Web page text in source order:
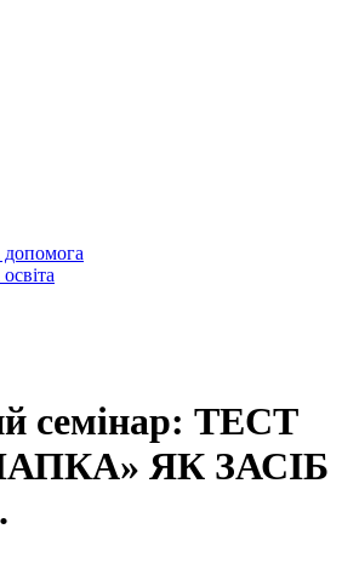
допомога
семінар: ТЕСТ
ЯК ЗАСІБ